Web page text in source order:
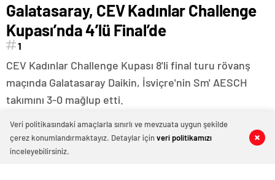
0 0
Galatasaray, CEV Kadınlar Challenge
Kupası’nda 4’lü Final’de
1
CEV Kadınlar Challenge Kupası 8'li final turu rövanş
maçında Galatasaray Daikin, İsviçre'nin Sm' AESCH
takımını 3-0 mağlup etti.
0 0
Veri politikasındaki amaçlarla sınırlı ve mevzuata uygun şekilde
çerez konumlandırmaktayız. Detaylar içinveri politikamızı
inceleyebilirsiniz.